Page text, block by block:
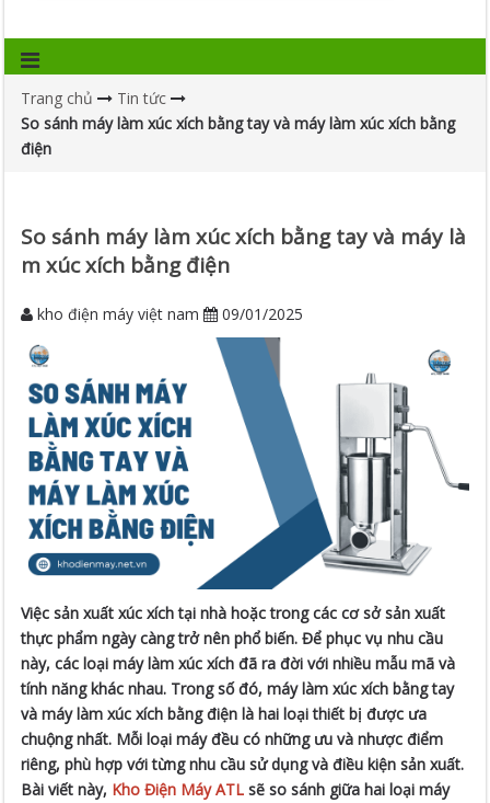
Trang chủ
Tin tức
So sánh máy làm xúc xích bằng tay và máy làm xúc xích bằng
điện
So sánh máy làm xúc xích bằng tay và máy là
m xúc xích bằng điện
kho điện máy việt nam 09/01/2025
Việc sản xuất xúc xích tại nhà hoặc trong các cơ sở sản xuất
thực phẩm ngày càng trở nên phổ biến. Để phục vụ nhu cầu
này, các loại máy làm xúc xích đã ra đời với nhiều mẫu mã và
tính năng khác nhau. Trong số đó, máy làm xúc xích bằng tay
và máy làm xúc xích bằng điện là hai loại thiết bị được ưa
chuộng nhất. Mỗi loại máy đều có những ưu và nhược điểm
riêng, phù hợp với từng nhu cầu sử dụng và điều kiện sản xuất.
Bài viết này, Kho Điện Máy ATL sẽ so sánh giữa hai loại máy